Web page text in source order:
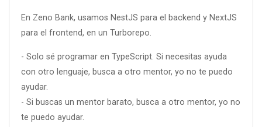
En Zeno Bank, usamos NestJS para el backend y NextJS
para el frontend, en un Turborepo.
- Solo sé programar en TypeScript. Si necesitas ayuda
con otro lenguaje, busca a otro mentor, yo no te puedo
ayudar.
- Si buscas un mentor barato, busca a otro mentor, yo no
te puedo ayudar.